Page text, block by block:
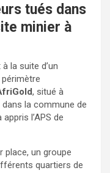
tués dans
minier à
la suite d’un
, situé à
dans la commune de
l’APS de
place, un groupe
quartiers de